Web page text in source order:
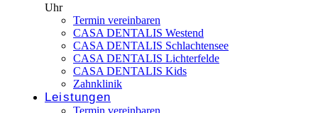
Uhr
Termin vereinbaren
CASA DENTALIS Westend
CASA DENTALIS Schlachtensee
CASA DENTALIS Lichterfelde
CASA DENTALIS Kids
Zahnklinik
Leistungen
Termin vereinbaren